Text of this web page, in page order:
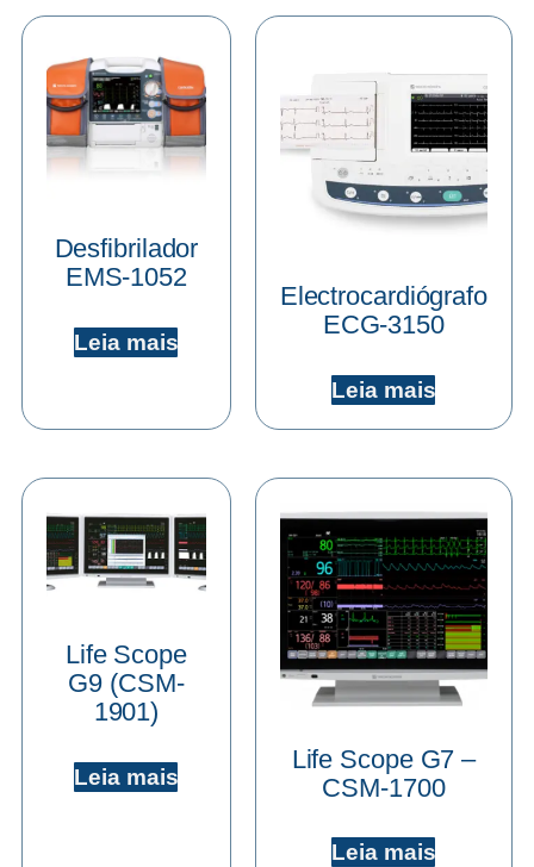
Desfibrilador
EMS-1052
Leia mais
Electrocardiógrafo
ECG-3150
Leia mais
Life Scope
G9 (CSM-
1901)
Leia mais
Life Scope G7 –
CSM-1700
Leia mais